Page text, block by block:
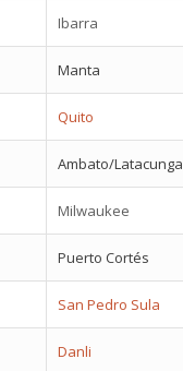
Ibarra
Manta
Quito
Ambato/Latacunga
Milwaukee
Puerto Cortés
San Pedro Sula
Danli